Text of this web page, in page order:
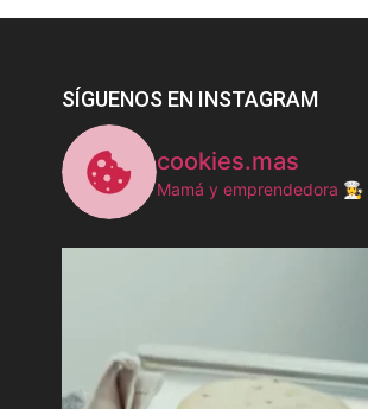
SÍGUENOS EN INSTAGRAM
cookies.mas
Mamá y emprendedora 👩‍🍳